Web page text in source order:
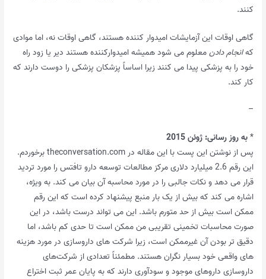
کنند.
گاهی اوقات این آزمایشات امیدوار کننده هستند، گاهی اوقات نه، اما موادی
کهانجام دادنمعلوم می شود همیشه امیدوارکننده هستند دیر یا زود راه
خود را به پزشکی پیدا می کنند زیرا اساساً پزشکان پزشکی را دوست دارند که
کار کند.
–
*به روز رسانی: ژوئن 2015
پس از نوشتن این پست با این مقاله در theconversation.com برخوردم.
این رقم 2.6 میلیارد دلاری مرکز مطالعات توسعه دارو تافتس را مورد تردید
قرار می دهد و نکات جالبی را در مورد محاسبه آن بیان می کند. به ویژه،
اشاره می کند که بیش از یک بار منبع پیشنهاد کرده است که این رقم
ممکن است بیش از حد متورم باشد. این می تواند درست باشد، در این
صورت محاسبات تخمینی تقریبی من ممکن است تا حدی کم باشد، اما
دقیق تر بودن آن غیرممکن است، زیرا شرکت های داروسازی در مورد هزینه
های واقعی خود بسیار نگران هستند. مطمئناً تعدادی از شرکت‌های
داروسازی داروهای موجود و سودآوری دارند که به پایان عمر ثبت اختراع